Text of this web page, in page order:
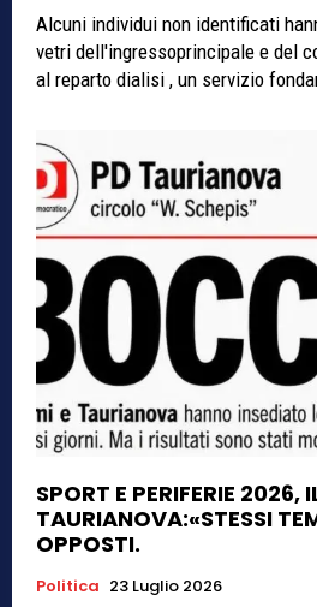
Alcuni individui non identificati
vetri dell'ingressoprincipale e del
al reparto dialisi , un servizio
SPORT E PERIFERIE 2026,
TAURIANOVA:«STESSI
OPPOSTI.
Politica 23 Luglio 2026